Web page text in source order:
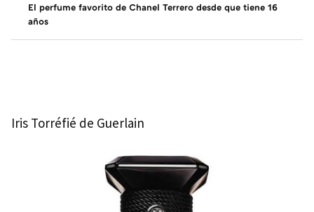
El perfume favorito de Chanel Terrero desde que tiene 16
años
Iris Torréfié de Guerlain